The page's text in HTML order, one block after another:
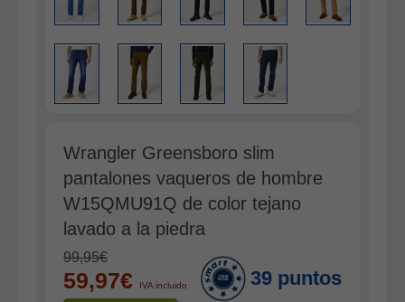
Gabardina verano hombre
Pana mujer
Ropa interior
Wrangler Greensboro slim
pantalones vaqueros de hombre
W15QMU91Q de color tejano
lavado a la piedra
99,95€
59,97€ IVA incluido 39 puntos